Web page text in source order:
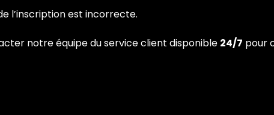
l’inscription est incorrecte.
notre équipe du service client disponible 24/7 pour